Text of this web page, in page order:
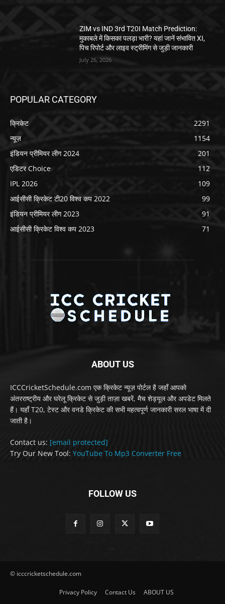
ZIM vs IND 3rd T20I Match Prediction:
मुकाबले में किसका पलड़ा भारी? यहां जानें संभावित XI,
पिच रिपोर्ट और लाइव स्ट्रीमिंग से जुड़ी जानकारी
July 26, 2026
POPULAR CATEGORY
क्रिकेट
2291
न्यूज़
1154
इंडियन प्रीमियर लीग 2024
201
एडिटर Choice
112
IPL 2026
109
आईसीसी क्रिकेट टी20 विश्व कप 2022
99
इंडियन प्रीमियर लीग 2023
91
आईसीसी क्रिकेट विश्व कप 2023
71
ABOUT US
ICCCricketSchedule.com एक क्रिकेट न्यूज़ पोर्टल है जहाँ आपको
अंतरराष्ट्रीय और घरेलू क्रिकेट से जुड़ी ताज़ा खबरें, मैच शेड्यूल और अपडेट मिलते
हैं। यहाँ T20, टेस्ट और वनडे क्रिकेट की सभी महत्वपूर्ण जानकारी सरल भाषा में दी
जाती है।
Contact us: [email protected]
Try Our New Tool: YouTube To Mp3 Converter Free
FOLLOW US
© icccricketschedule.com
Privacy Policy Contact Us ABOUT US